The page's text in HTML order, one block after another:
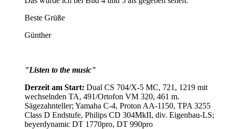
Beste Grüße
Günther
"Listen to the music"
Derzeit am Start: Dual CS 704/X-5 MC, 721, 1219 mit
wechselnden TA, 491/Ortofon VM 320, 461 m.
Sägezahnteller; Yamaha C-4, Proton AA-1150, TPA 3255
Class D Endstufe, Philips CD 304MkII, div. Eigenbau-LS;
beyerdynamic DT 1770pro, DT 990pro